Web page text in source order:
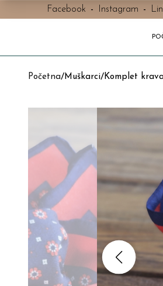
Facebook - Instagram -
Početna/Muškarci/Komplet